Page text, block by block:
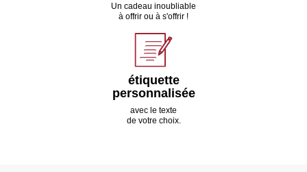
Un cadeau inoubliable
à offrir ou à s'offrir !
étiquette
personnalisée
avec le texte
de votre choix.